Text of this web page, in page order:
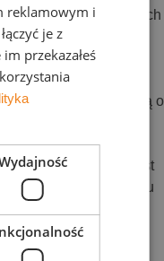
dzisiejszych budynkach
membrany
dachówki cementowe
dostarczanie
z myślą o
oddzielną funkcją. Jest
procesu rozwoju
nad sposobem
produktów w czasie
ich cyklu życia.
reklamowym i
je z
przekazałeś